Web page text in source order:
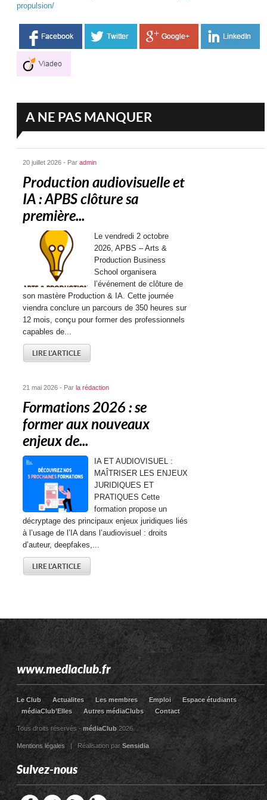
propulsion/
A NE PAS MANQUER
20 juillet 2026 - Paradmin
Production audiovisuelle et
IA : APBS clôture sa
première...
Le vendredi 2 octobre
2026, APBS – Arts &
Production Business
School organisera
l’événement de clôture de
son mastère Production & IA. Cette journée
viendra conclure un parcours de 350 heures sur
12 mois, conçu pour former des professionnels
capables de...
LIRE L'ARTICLE
21 mai 2026 - Parla rédaction
Formations 2026 : se
former aux nouveaux
enjeux de...
IA ET AUDIOVISUEL :
MAÎTRISER LES ENJEUX
JURIDIQUES ET
PRATIQUES Cette
formation propose un
décryptage des principaux enjeux juridiques liés
à l’usage de l’IA dans l’audiovisuel : droits
d’auteur, deepfakes,...
LIRE L'ARTICLE
www.mediaclub.fr
Le Club Actualites Les membres Emploi
Espace étudiants
médiaClub’Elles
Autres médiaClubs Contact
Tous droits réservés -médiaClub 2026
Mentions légales| Réalisation parSensidia
Suivez-nous